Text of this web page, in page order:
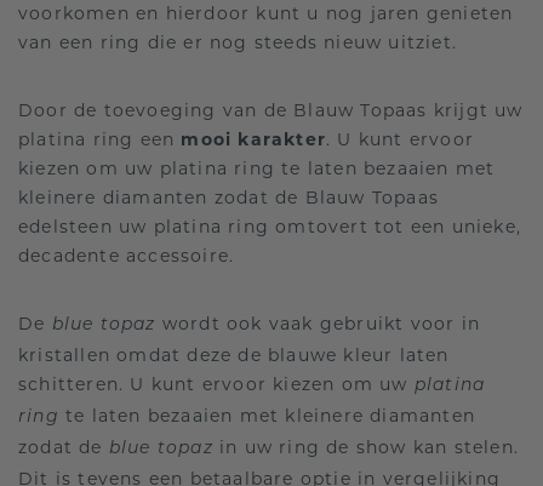
voorkomen en hierdoor kunt u nog jaren genieten
van een ring die er nog steeds nieuw uitziet.
Door de toevoeging van de Blauw Topaas krijgt uw
platina ring een mooi karakter. U kunt ervoor
kiezen om uw platina ring te laten bezaaien met
kleinere diamanten zodat de Blauw Topaas
edelsteen uw platina ring omtovert tot een unieke,
decadente accessoire.
De blue topaz wordt ook vaak gebruikt voor in
kristallen omdat deze de blauwe kleur laten
schitteren. U kunt ervoor kiezen om uw platina
ring te laten bezaaien met kleinere diamanten
zodat de blue topaz in uw ring de show kan stelen.
Dit is tevens een betaalbare optie in vergelijking